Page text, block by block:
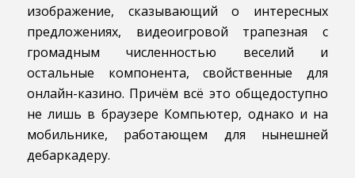
изображение, сказывающий о интересных
предложениях, видеоигровой трапезная с
громадным численностью веселий и
остальные компонента, свойственные для
онлайн-казино. Причём всё это общедоступно
не лишь в браузере Компьютер, однако и на
мобильнике, работающем для нынешней
дебаркадеру.